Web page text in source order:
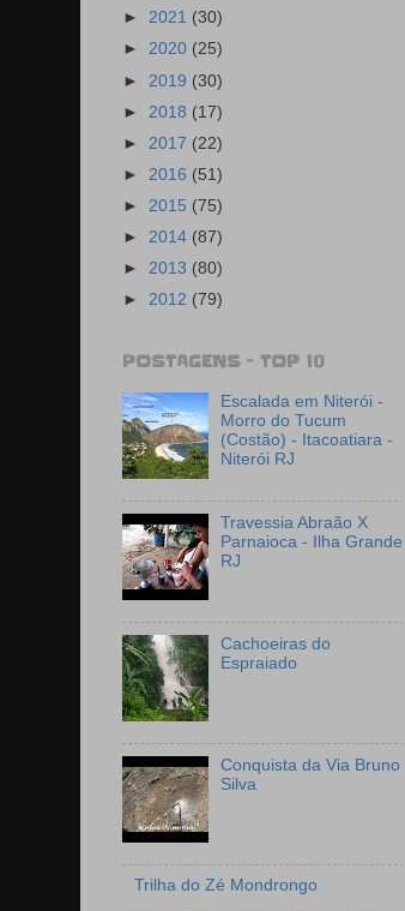
► 2021 (30)
► 2020 (25)
► 2019 (30)
► 2018 (17)
► 2017 (22)
► 2016 (51)
► 2015 (75)
► 2014 (87)
► 2013 (80)
► 2012 (79)
POSTAGENS - TOP 10
Escalada em Niterói -
Morro do Tucum
(Costão) - Itacoatiara -
Niterói RJ
Travessia Abraão X
Parnaioca - Ilha Grande
RJ
Cachoeiras do
Espraiado
Conquista da Via Bruno
Silva
Trilha do Zé Mondrongo